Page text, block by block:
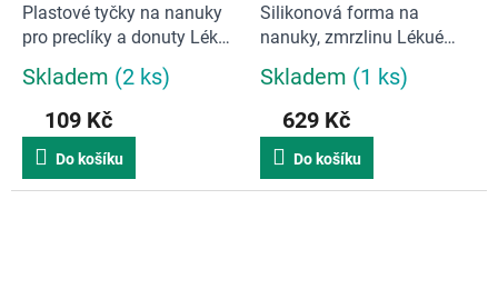
Plastové tyčky na nanuky
pro preclíky a donuty Lékué
Průměrné
produktu
je
5,0
z
Skladem (2 ks)
109 Kč
Do košíku
Silikonová forma na
nanuky, zmrzlinu Lékué
Průměrné
produktu
je
5,0
z
Skladem (1 ks)
629 Kč
Do košíku